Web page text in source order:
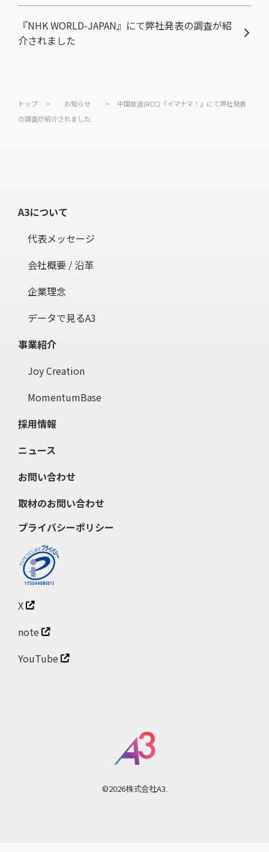
『NHK WORLD-JAPAN』にて弊社発表の調査が紹
介されました
トップ > お知らせ > 中国放送(RCC)『イマナマ！』にて弊社発表
の調査が紹介されました
A3について
代表メッセージ
会社概要 / 沿革
企業理念
データで見るA3
事業紹介
Joy Creation
MomentumBase
採用情報
ニュース
お問い合わせ
取材のお問い合わせ
プライバシーポリシー
X
note
YouTube
©2026株式会社A3.